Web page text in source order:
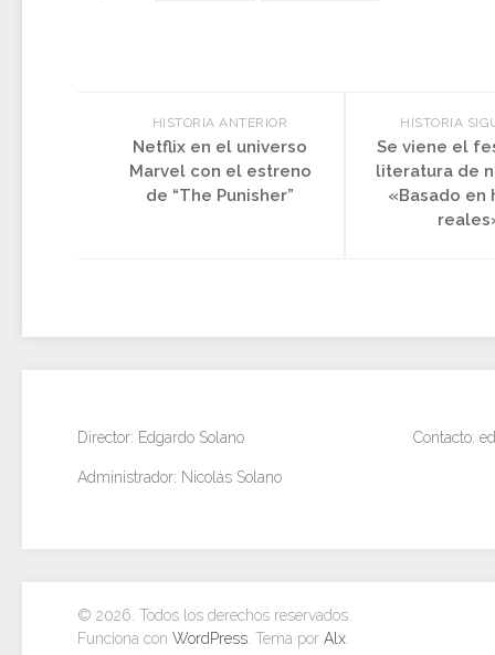
HISTORIA
Se viene el
literatura de
«Basado en
HISTORIA ANTERIOR
Netflix en el universo
Marvel con el estreno
de “The Punisher”
Director: Edgardo Solano
Administrador: Nicolás Solano
Contacto:
© 2026. Todos los derechos reservados.
Funciona con WordPress . Tema por Alx